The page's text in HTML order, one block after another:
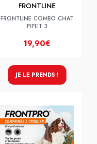
FRONTLINE
FRONTLINE COMBO CHAT
PIPET 3
19,90€
JE LE PRENDS !